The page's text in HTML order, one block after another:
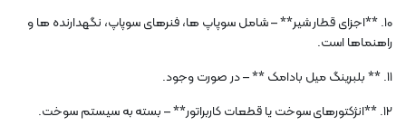
10. **اجزای قطار شیر** – شامل سوپاپ ها، فنرهای سوپاپ، نگهدارنده ها و
راهنماها است.
11. ** بلبرینگ میل بادامک ** – در صورت وجود.
12. **انژکتورهای سوخت یا قطعات کاربراتور** – بسته به سیستم سوخت.